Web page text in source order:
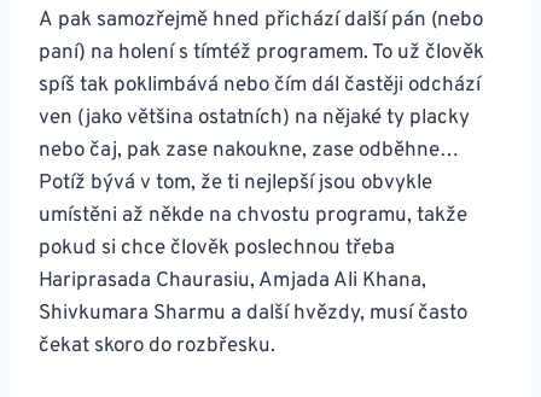
A pak samozřejmě hned přichází další pán (nebo
paní) na holení s tímtéž programem. To už člověk
spíš tak poklimbává nebo čím dál častěji odchází
ven (jako většina ostatních) na nějaké ty placky
nebo čaj, pak zase nakoukne, zase odběhne…
Potíž bývá v tom, že ti nejlepší jsou obvykle
umístěni až někde na chvostu programu, takže
pokud si chce člověk poslechnou třeba
Hariprasada Chaurasiu, Amjada Ali Khana,
Shivkumara Sharmu a další hvězdy, musí často
čekat skoro do rozbřesku.